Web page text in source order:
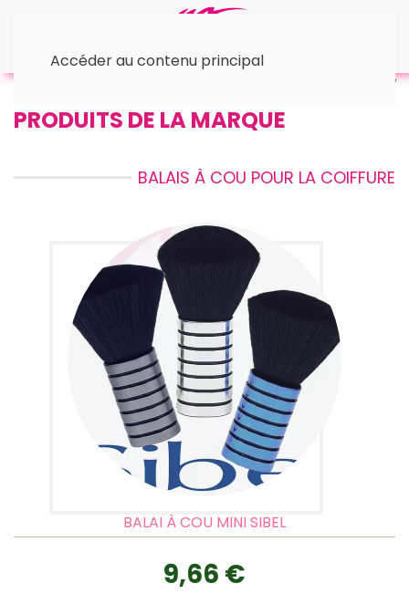
Accéder au contenu principal
PRODUITS DE LA MARQUE
BALAIS À COU POUR LA COIFFURE
BALAI À COU MINI SIBEL
9,66 €